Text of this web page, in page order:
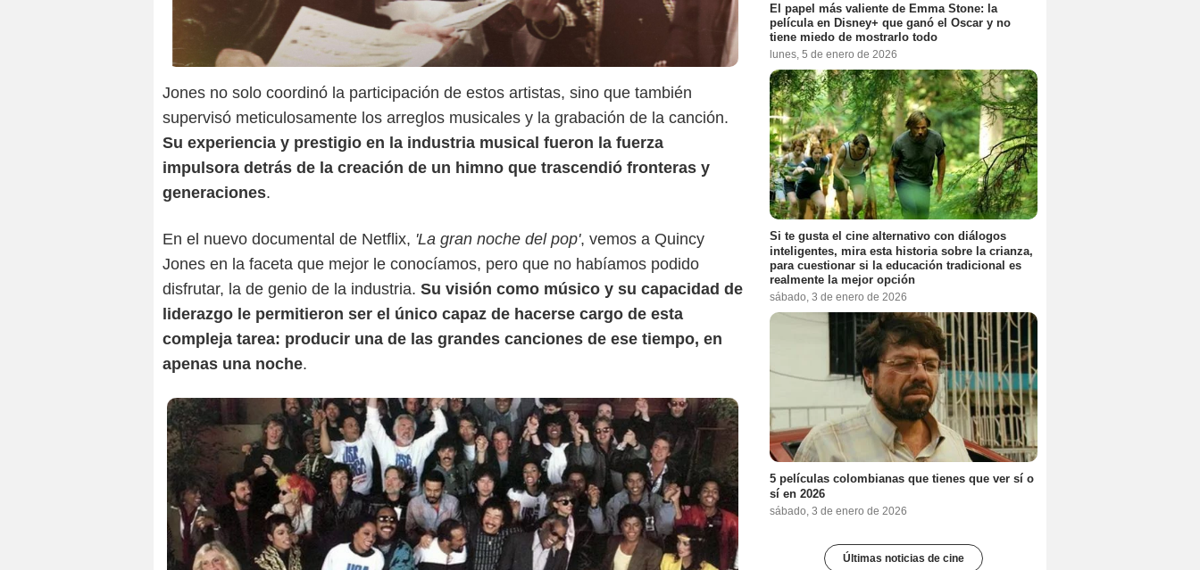
Jones no solo coordinó la participación de estos artistas, sino que también
supervisó meticulosamente los arreglos musicales y la grabación de la canción.
Su experiencia y prestigio en la industria musical fueron la fuerza
impulsora detrás de la creación de un himno que trascendió fronteras y
generaciones.
En el nuevo documental de Netflix, 'La gran noche del pop', vemos a Quincy
Jones en la faceta que mejor le conocíamos, pero que no habíamos podido
disfrutar, la de genio de la industria. Su visión como músico y su capacidad de
liderazgo le permitieron ser el único capaz de hacerse cargo de esta
compleja tarea: producir una de las grandes canciones de ese tiempo, en
apenas una noche.
Netflix
El papel más valiente de Emma Stone: la
película en Disney+ que ganó el Oscar y no
tiene miedo de mostrarlo todo
lunes, 5 de enero de 2026
Si te gusta el cine alternativo con diálogos
inteligentes, mira esta historia sobre la crianza,
para cuestionar si la educación tradicional es
realmente la mejor opción
sábado, 3 de enero de 2026
5 películas colombianas que tienes que ver sí o
sí en 2026
sábado, 3 de enero de 2026
Últimas noticias de cine